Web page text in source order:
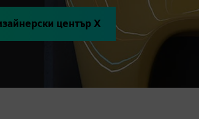
център X